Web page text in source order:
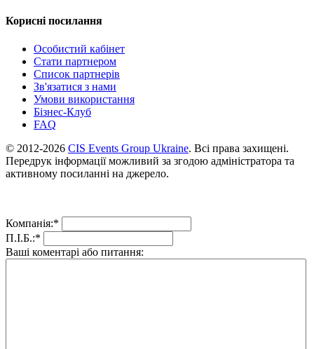
Корисні посилання
Особистий кабінет
Стати партнером
Список партнерів
Зв'язатися з нами
Умови використання
Бізнес-Клуб
FAQ
© 2012-2026 CIS Events Group Ukraine. Всі права захищені.
Передрук інформації можливий за згодою адміністратора та
активному посиланні на джерело.
Компанія:*
П.І.Б.:*
Ваші коментарі або питання: